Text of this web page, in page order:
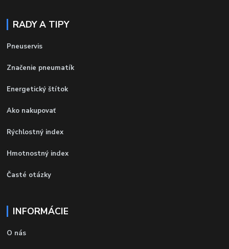
RADY A TIPY
Pneuservis
Značenie pneumatík
Energetický štítok
Ako nakupovať
Rýchlostný index
Hmotnostný index
Časté otázky
INFORMÁCIE
O nás